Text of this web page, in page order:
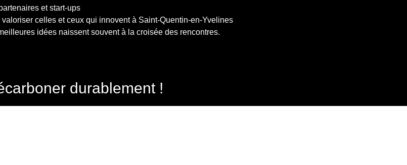
et start-ups
valoriser celles et ceux qui innovent à Saint-Quentin-en-Yvelines
idées naissent souvent à la croisée des rencontres.
durablement !